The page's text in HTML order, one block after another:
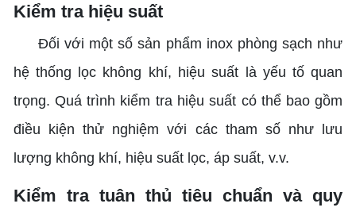
Kiểm tra hiệu suất
Đối với một số sản phẩm inox phòng sạch như
hệ thống lọc không khí, hiệu suất là yếu tố quan
trọng. Quá trình kiểm tra hiệu suất có thể bao gồm
điều kiện thử nghiệm với các tham số như lưu
lượng không khí, hiệu suất lọc, áp suất, v.v.
Kiểm tra tuân thủ tiêu chuẩn và quy